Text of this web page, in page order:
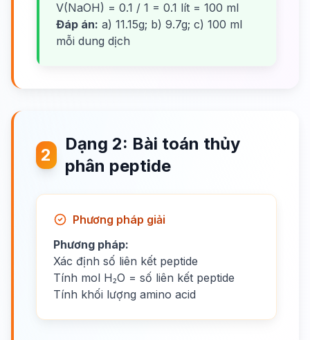
V(NaOH) = 0.1 / 1 = 0.1 lít = 100 ml
Đáp án: a) 11.15g; b) 9.7g; c) 100 ml
mỗi dung dịch
2
Dạng 2: Bài toán thủy
phân peptide
Phương pháp giải
Phương pháp:
Xác định số liên kết peptide
Tính mol H₂O = số liên kết peptide
Tính khối lượng amino acid